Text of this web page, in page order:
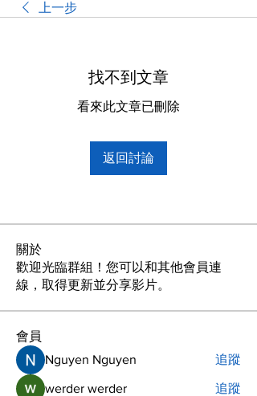
上一步
找不到文章
看來此文章已刪除
返回討論
關於
歡迎光臨群組！您可以和其他會員連
線，取得更新並分享影片。
會員
Nguyen Nguyen
追蹤
werder werder 追蹤